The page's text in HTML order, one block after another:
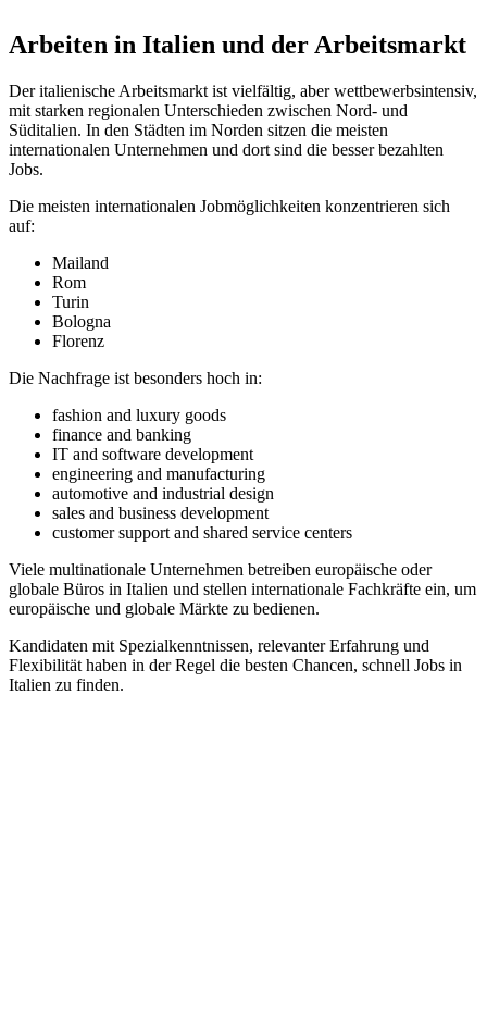
Arbeiten in Italien und der Arbeitsmarkt
Der italienische Arbeitsmarkt ist vielfältig, aber wettbewerbsintensiv,
mit starken regionalen Unterschieden zwischen Nord- und
Süditalien. In den Städten im Norden sitzen die meisten
internationalen Unternehmen und dort sind die besser bezahlten
Jobs.
Die meisten internationalen Jobmöglichkeiten konzentrieren sich
auf:
Mailand
Rom
Turin
Bologna
Florenz
Die Nachfrage ist besonders hoch in:
fashion and luxury goods
finance and banking
IT and software development
engineering and manufacturing
automotive and industrial design
sales and business development
customer support and shared service centers
Viele multinationale Unternehmen betreiben europäische oder
globale Büros in Italien und stellen internationale Fachkräfte ein, um
europäische und globale Märkte zu bedienen.
Kandidaten mit Spezialkenntnissen, relevanter Erfahrung und
Flexibilität haben in der Regel die besten Chancen, schnell Jobs in
Italien zu finden.